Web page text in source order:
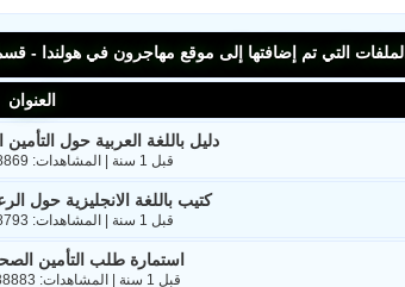
الملفات التي تم إضافتها إلى موقع مهاجرون في هولندا -
العنوان
دليل باللغة العربية حول
قبل 1 سنة | المشاهدات: 38869 | الحجم: 1.8MB
كتيب باللغة الانجليزية حول
قبل 1 سنة | المشاهدات: 38793 | الحجم: 1.1MB
استمارة طلب التأمين
قبل 1 سنة | المشاهدات: 38883 | الحجم: 202.8KB